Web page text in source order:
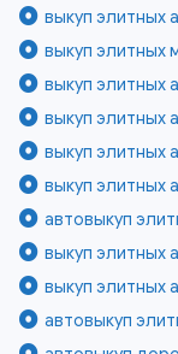
выкуп элитных
выкуп элитных
выкуп элитных
выкуп элитных
выкуп элитных
выкуп элитных
автовыкуп
выкуп элитных
выкуп элитных
автовыкуп